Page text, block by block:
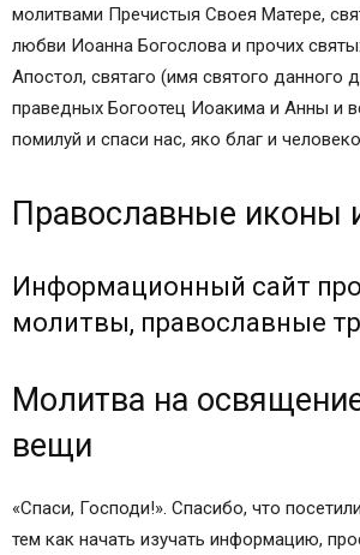
молитвами Пречистыя Своея Матере,
любви Иоанна Богослова и прочих
Апостол, святаго (имя святого данного
праведных Богоотец Иоакима и Анны и
помилуй и спаси нас, яко благ и
Православные иконы
Информационный сайт
молитвы, православные
Молитва на
вещи
«Спаси, Господи!». Спасибо, что
тем как начать изучать информацию,